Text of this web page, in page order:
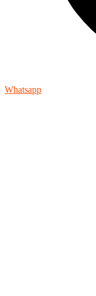
Whatsapp